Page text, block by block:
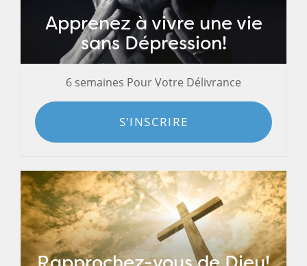
Apprenez à vivre une vie
sans Dépression!
6 semaines Pour Votre Délivrance
S'INSCRIRE